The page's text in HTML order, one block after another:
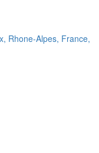
Rhone-Alpes, France,